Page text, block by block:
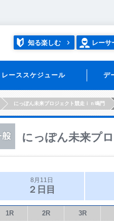
知る楽しむ レーサ
レーススケジュール デ
にっぽん未来プロジェクト競走ｉｎ鳴門
にっぽん未来プ
8月11日
２日目
1R 2R 3R